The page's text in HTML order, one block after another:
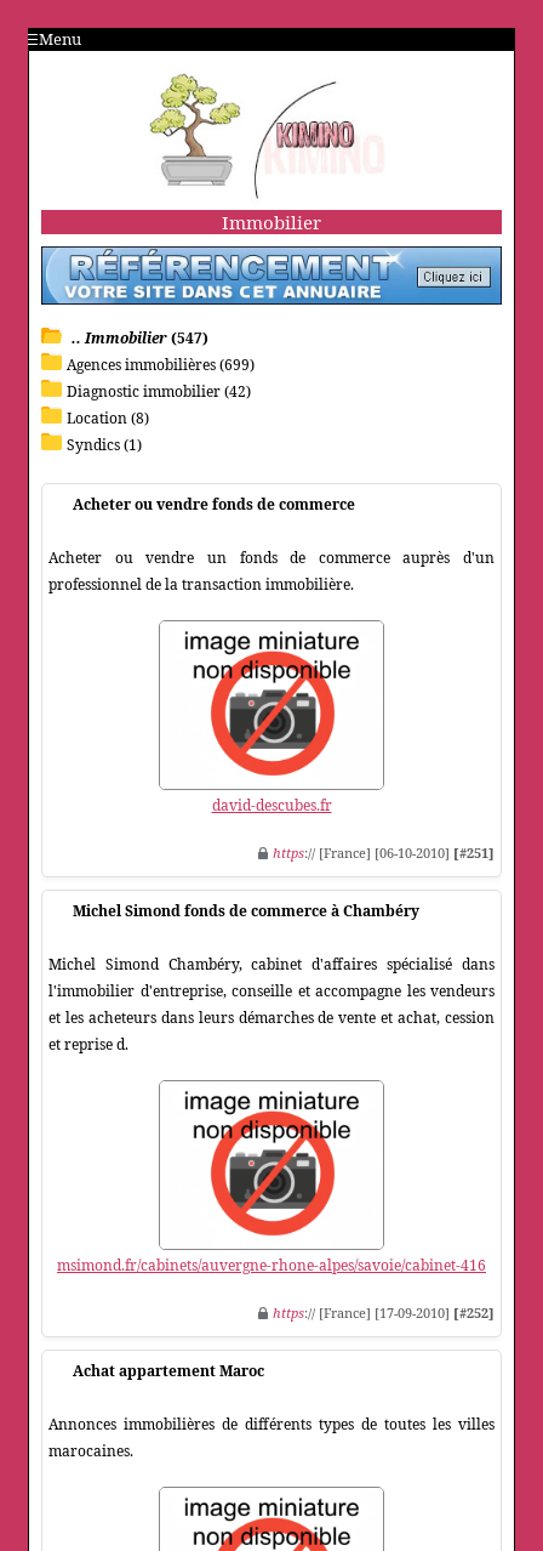
Menu
Immobilier
.. Immobilier(547)
Agences immobilières (699)
Diagnostic immobilier (42)
Location (8)
Syndics (1)
Acheter ou vendre fonds de commerce
Acheter ou vendre un fonds de commerce auprès d'un
professionnel de la transaction immobilière.
david-descubes.fr
https:// [France] [06-10-2010] [#251]
Michel Simond fonds de commerce à Chambéry
Michel Simond Chambéry, cabinet d'affaires spécialisé dans
l'immobilier d'entreprise, conseille et accompagne les vendeurs
et les acheteurs dans leurs démarches de vente et achat, cession
et reprise d.
msimond.fr/cabinets/auvergne-rhone-alpes/savoie/cabinet-416
https:// [France] [17-09-2010] [#252]
Achat appartement Maroc
Annonces immobilières de différents types de toutes les villes
marocaines.